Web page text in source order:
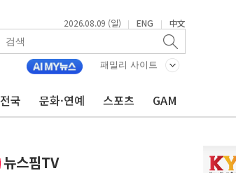
2026.08.09 (일) | ENG | 中文
패밀리 사이트
전국 문화·연예 스포츠 GAM
뉴스핌TV